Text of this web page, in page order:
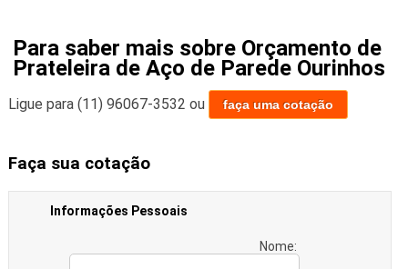
Para saber mais sobre Orçamento de
Prateleira de Aço de Parede Ourinhos
Ligue para (11) 96067-3532 ou faça uma cotação
Faça sua cotação
Informações Pessoais
Nome: